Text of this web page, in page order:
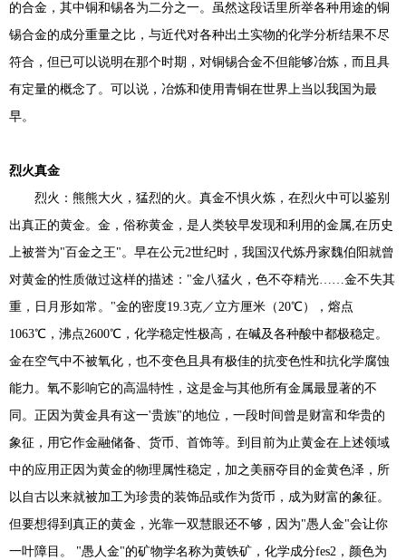
的合金，其中铜和锡各为二分之一。虽然这段话里所举各种用途的铜
锡合金的成分重量之比，与近代对各种出土实物的化学分析结果不尽
符合，但已可以说明在那个时期，对铜锡合金不但能够冶炼，而且具
有定量的概念了。可以说，冶炼和使用青铜在世界上当以我国为最
早。
烈火真金
烈火：熊熊大火，猛烈的火。真金不惧火炼，在烈火中可以鉴别
出真正的黄金。金，俗称黄金，是人类较早发现和利用的金属,在历史
上被誉为"百金之王"。早在公元2世纪时，我国汉代炼丹家魏伯阳就曾
对黄金的性质做过这样的描述："金八猛火，色不夺精光……金不失其
重，日月形如常。"金的密度19.3克／立方厘米（20℃），熔点
1063℃，沸点2600℃，化学稳定性极高，在碱及各种酸中都极稳定。
金在空气中不被氧化，也不变色且具有极佳的抗变色性和抗化学腐蚀
能力。氧不影响它的高温特性，这是金与其他所有金属最显著的不
同。正因为黄金具有这一'贵族"的地位，一段时间曾是财富和华贵的
象征，用它作金融储备、货币、首饰等。到目前为止黄金在上述领域
中的应用正因为黄金的物理属性稳定，加之美丽夺目的金黄色泽，所
以自古以来就被加工为珍贵的装饰品或作为货币，成为财富的象征。
但要想得到真正的黄金，光靠一双慧眼还不够，因为"愚人金"会让你
一叶障目。 "愚人金"的矿物学名称为黄铁矿，化学成分fes2，颜色为